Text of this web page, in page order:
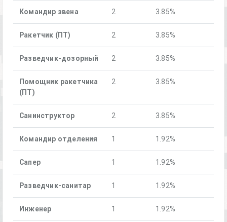
Командир звена 2 3.85%
Ракетчик (ПТ) 2 3.85%
Разведчик-дозорный 2 3.85%
Помощник ракетчика
(ПТ)
2 3.85%
Санинструктор 2 3.85%
Командир отделения 1 1.92%
Сапер 1 1.92%
Разведчик-санитар 1 1.92%
Инженер 1 1.92%